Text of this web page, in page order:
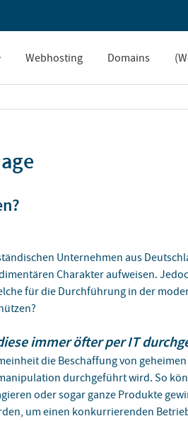
Webhosting Domains
Unternehmen aus
Charakter aufweisen.
für die Durchführung in der
immer öfter per IT
die Beschaffung von
durchgeführt wird. So
oder sogar ganze Produkte
um einen konkurrierenden